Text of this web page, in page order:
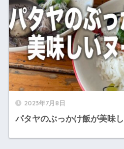
2023年7月8日
パタヤのぶっかけ飯が美味